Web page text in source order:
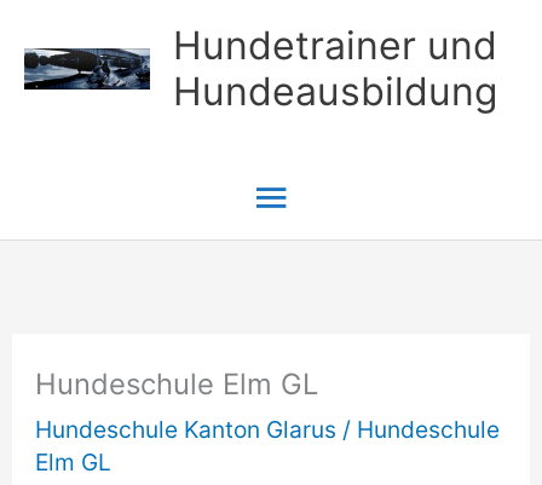
Inhalt
springen
Hundetrainer und
Hundeausbildung
Hauptmenü
Hundeschule Elm GL
Hundeschule Kanton Glarus / Hundeschule
Elm GL